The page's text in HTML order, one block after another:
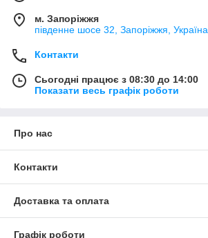
м. Запоріжжя
південне шосе 32, Запоріжжя, Україна
Контакти
Сьогодні працює з 08:30 до 14:00
Показати весь графік роботи
Про нас
Контакти
Доставка та оплата
Графік роботи